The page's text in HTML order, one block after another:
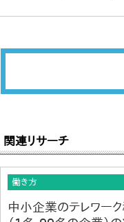
関連リサーチ
働き方
中小企業のテレワー